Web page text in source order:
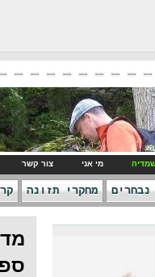
צור קשר
תזונה קרוספיט
מדוע
ספר